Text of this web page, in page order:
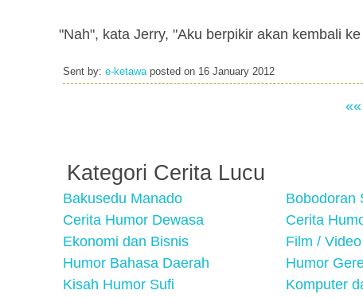
"Nah", kata Jerry, "Aku berpikir akan kembali
Sent by: e-ketawaposted on 16 January 2012
Kategori Cerita Lucu
Bakusedu Manado Bobodoran
Cerita Humor Dewasa
Cerita
Ekonomi dan Bisnis
Film /
Humor Bahasa Daerah
Humor
Kisah Humor Sufi
Komputer